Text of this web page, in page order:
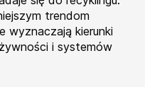
trendom
wyznaczają kierunki
i systemów